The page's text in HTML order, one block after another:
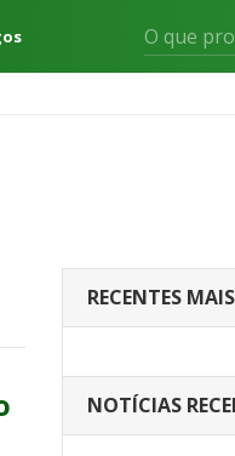
RECENTES
NOTÍCIAS